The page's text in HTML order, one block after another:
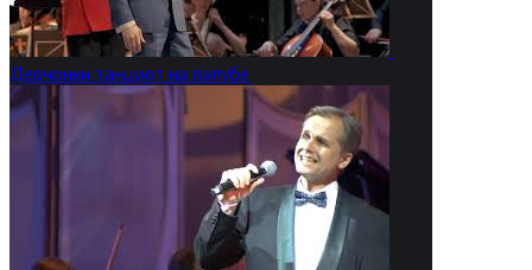
Девчонки танцуют на палубе